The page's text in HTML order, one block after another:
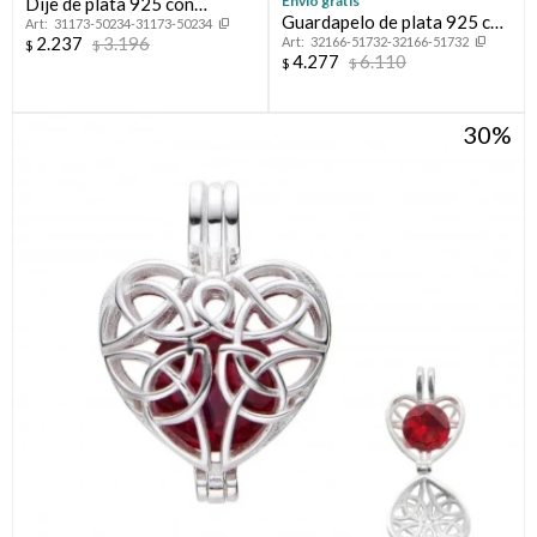
cironias y nácar, ÁRBOL DE
LA VIDA.
31173-50234-31173-50234
$ 2.237 $3.196
Guardapelo de plata 925 con
circonias, ÁRBOL DE LA
VIDA.
32166-51732-32166-51732
$ 4.277 $6.110
30